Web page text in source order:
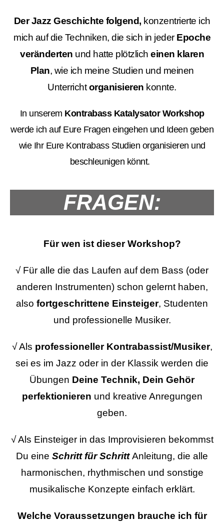
Der Jazz Geschichte folgend, konzentrierte ich
mich auf die Techniken, die sich in jeder Epoche
veränderten und hatte plötzlich einen klaren
Plan, wie ich meine Studien und meinen
Unterrichtorganisieren konnte.
In unserem Kontrabass Katalysator Workshop
werde ich auf Eure Fragen eingehen und Ideen geben
wie Ihr Eure Kontrabass Studien organisieren und
beschleunigen könnt.
FRAGEN:
Für wen ist dieser Workshop?
√ Für alle die das Laufen auf dem Bass (oder
anderen Instrumenten) schon gelernt haben,
also fortgeschrittene Einsteiger, Studenten
und professionelle Musiker.
√ Als professioneller Kontrabassist/Musiker,
sei es im Jazz oder in der Klassik werden die
Übungen Deine Technik, Dein Gehör
perfektionieren und kreative Anregungen
geben.
√ Als Einsteiger in das Improvisieren bekommst
Du eine Schritt für SchrittAnleitung, die alle
harmonischen, rhythmischen und sonstige
musikalische Konzepte einfach erklärt.
Welche Voraussetzungen brauche ich für